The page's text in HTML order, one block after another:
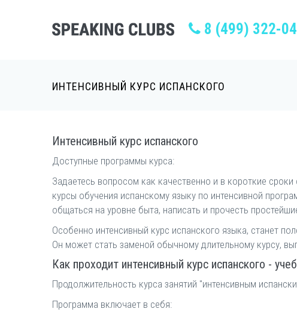
8 (499) 322-
ИНТЕНСИВНЫЙ КУРС ИСПАНСКОГО
Интенсивный курс испанского
Доступные программы курса:
Задаетесь вопросом как качественно и в короткие
курсы обучения испанскому языку по интенсивной
общаться на уровне быта, написать и прочесть
Особенно интенсивный курс испанского языка, станет
Он может стать заменой обычному длительному курсу,
Как проходит интенсивный курс испанского -
Продолжительность курса занятий "интенсивным
Программа включает в себя: